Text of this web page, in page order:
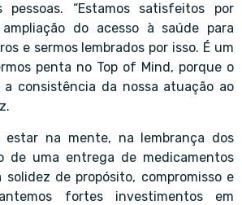
“Estamos satisfeitos por
do acesso à saúde para
e sermos lembrados por isso. É um
penta no Top of Mind, porque o
a consistência da nossa atuação ao
estar na mente, na lembrança dos
de uma entrega de medicamentos
solidez de propósito, compromisso e
fortes investimentos em